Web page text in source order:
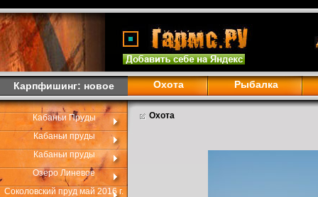
Карпфишинг: новое Охота Рыбалка
Кабаньи Пруды
Кабаньи пруды
Кабаньи пруды
Озеро Линевое
Соколовский пруд май 2016 г.
Охота